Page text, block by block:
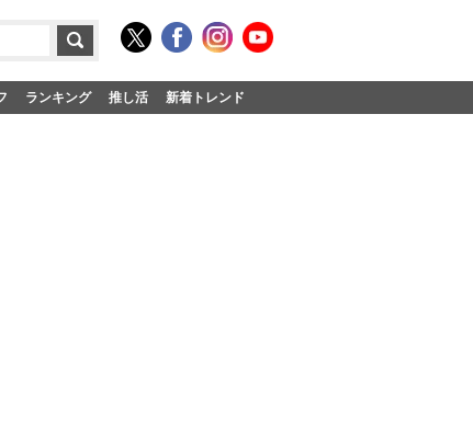
ランキング 推し活 新着トレンド